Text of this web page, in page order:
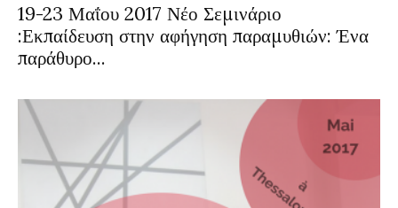
19-23 Μαΐου 2017 Νέο Σεμινάριο
:Εκπαίδευση στην αφήγηση παραμυθιών: Ένα
παράθυρο...